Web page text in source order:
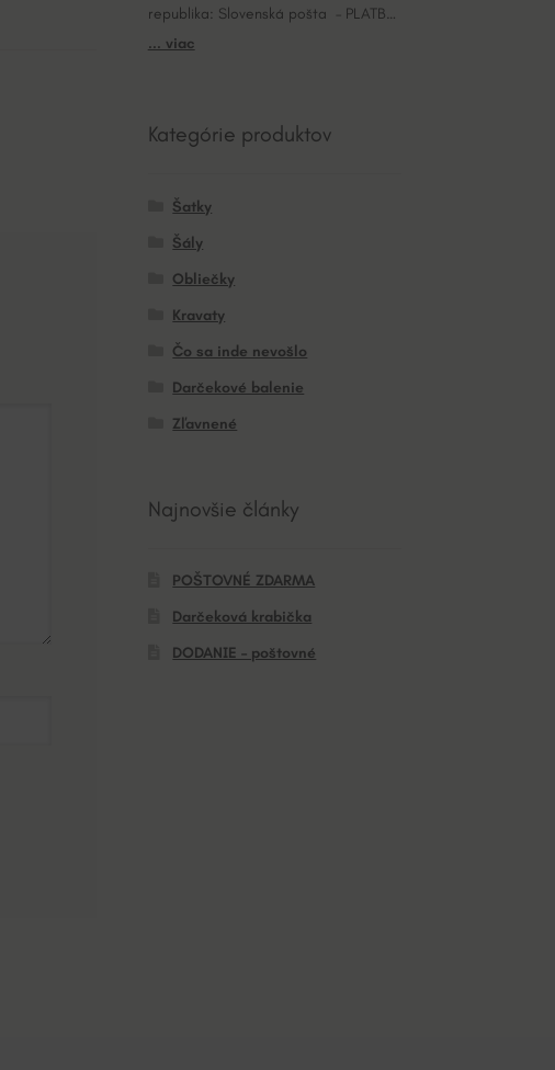
republika: Slovenská pošta – PLATBA
VOPRED: 7,20€.
... viac
Kategórie produktov
Šatky
Šály
Obliečky
Kravaty
Čo sa inde nevošlo
Darčekové balenie
Zľavnené
Najnovšie články
POŠTOVNÉ ZDARMA
Darčeková krabička
DODANIE – poštovné